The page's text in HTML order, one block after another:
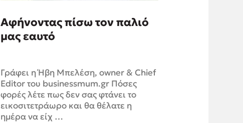
Αφήνοντας πίσω τον παλιό
μας εαυτό
Γράφει η Ήβη Μπελέση, owner & Chief
Editor του businessmum.gr Πόσες
φορές λέτε πως δεν σας φτάνει το
εικοσιτετράωρο και θα θέλατε η
ημέρα να είχ …